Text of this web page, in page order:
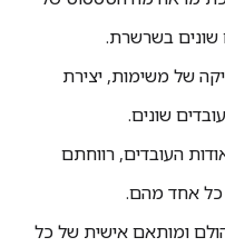
שונים בשרשרת.
של משימות, יצירת
שונים.
העובדים, רווחתם
כל אחד מהם.
ומותאם אישית של כל